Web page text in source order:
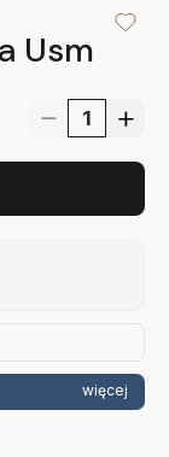
Usm
więcej